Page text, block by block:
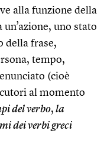
alla funzione della
uno stato
della frase,
tempo,
(cioè
al momento
del verbo, la
dei verbi greci